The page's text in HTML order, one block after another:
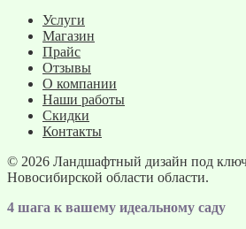
Услуги
Магазин
Прайс
Отзывы
О компании
Наши работы
Скидки
Контакты
© 2026 Ландшафтный дизайн под
Новосибирской области области.
4 шага к вашему идеальному саду